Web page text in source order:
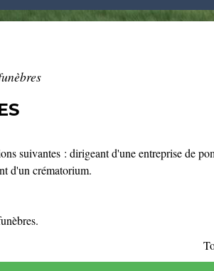
suivantes : dirigeant d'une entreprise de
d'un crématorium.